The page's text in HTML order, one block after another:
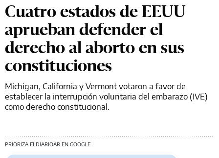
Cuatro estados de EEUU
aprueban defender el
derecho al aborto en sus
constituciones
Michigan, California y Vermont votaron a favor de
establecer la interrupción voluntaria del embarazo (IVE)
como derecho constitucional.
PRIORIZA ELDIARIOAR EN GOOGLE